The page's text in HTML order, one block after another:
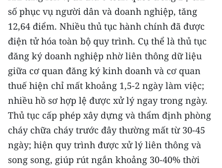
số phục vụ người dân và doanh nghiệp, tăng
12,64 điểm. Nhiều thủ tục hành chính đã được
điện tử hóa toàn bộ quy trình. Cụ thể là thủ tục
đăng ký doanh nghiệp nhờ liên thông dữ liệu
giữa cơ quan đăng ký kinh doanh và cơ quan
thuế hiện chỉ mất khoảng 1,5-2 ngày làm việc;
nhiều hồ sơ hợp lệ được xử lý ngay trong ngày.
Thủ tục cấp phép xây dựng và thẩm định phòng
cháy chữa cháy trước đây thường mất từ 30-45
ngày; hiện quy trình được xử lý liên thông và
song song, giúp rút ngắn khoảng 30-40% thời